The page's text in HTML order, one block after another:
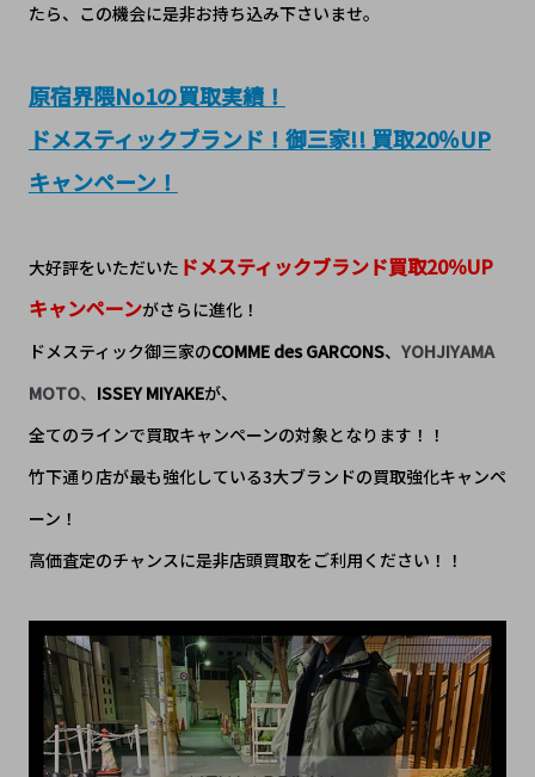
たら、この機会に是非お持ち込み下さいませ。
原宿界隈No1の買取実績！
ドメスティックブランド！御三家!! 買取20％UP
キャンペーン！
大好評をいただいた ドメスティックブランド買取20％UP
キャンペーンがさらに進化！
ドメスティック御三家のCOMME des GARCONS、 YOHJIYAMA
MOTO、 ISSEY MIYAKEが、
全てのラインで買取キャンペーンの対象となります！！
竹下通り店が最も強化している3大ブランドの買取強化キャンペ
ーン！
高価査定のチャンスに是非店頭買取をご利用ください！！